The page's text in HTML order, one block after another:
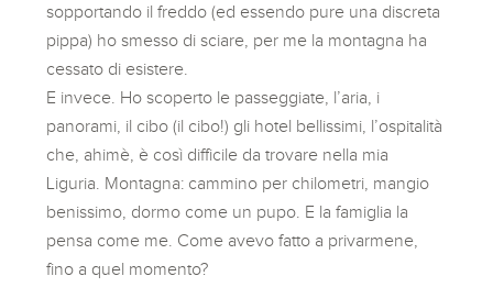
sopportando il freddo (ed essendo pure una discreta
pippa) ho smesso di sciare, per me la montagna ha
cessato di esistere.
E invece. Ho scoperto le passeggiate, l’aria, i
panorami, il cibo (il cibo!) gli hotel bellissimi, l’ospitalità
che, ahimè, è così difficile da trovare nella mia
Liguria. Montagna: cammino per chilometri, mangio
benissimo, dormo come un pupo. E la famiglia la
pensa come me. Come avevo fatto a privarmene,
fino a quel momento?